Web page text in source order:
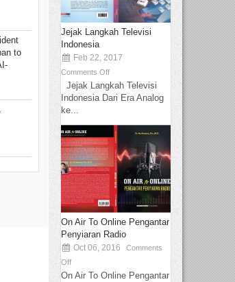
to
Jejak Langkah Televisi
Indonesia
Feb 22, 2017
Comments Off
Jejak Langkah Televisi
Indonesia Dari Era Analog
ke...
On Air To Online Pengantar
Penyiaran Radio
Oct 06, 2016
Comments
Off
On Air To Online Pengantar